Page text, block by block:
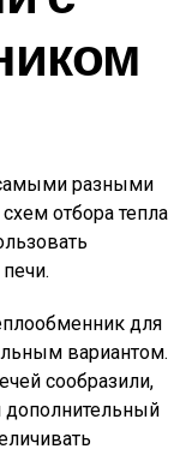
разными
отбора тепла
для
вариантом.
сообразили,